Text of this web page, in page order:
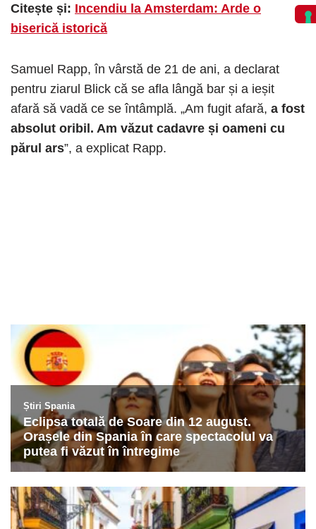
Citește și: Incendiu la Amsterdam: Arde o
biserică istorică
Samuel Rapp, în vârstă de 21 de ani, a declarat
pentru ziarul Blick că se afla lângă bar și a ieșit
afară să vadă ce se întâmplă. „Am fugit afară, a fost
absolut oribil. Am văzut cadavre și oameni cu
părul ars”, a explicat Rapp.